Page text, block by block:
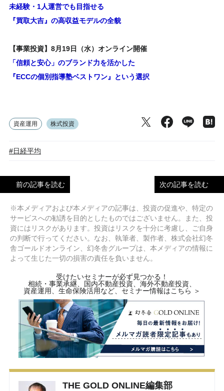
未経験・1人運営でも目指せる
『買取大吉』の高収益モデルの全貌
【事業投資】8月19日（水）オンライン開催
「信頼と安心」のブランド力を活かした
『ECCの個別指導塾ベストワン』という選択
資産運用 株式投資
#日経平均
前の記事を読む 次の記事を読む
※本メディアおよび本メディアの記事は、投資の促進や、特定の
サービスへの勧誘を目的としたものではございません。また、投
資にはリスクがあります。投資はリスクを十分に考慮し、ご自身
の判断で行ってください。なお、執筆者、製作者、株式会社幻冬
舎ゴールドオンライン、幻冬舎グループは、本メディアの情報に
よって生じた一切の損害の責任を負いません。
受けたいセミナーが必ず見つかる！
相続・事業承継、国内不動産投資、海外不動産投資、
資産運用、生命保険活用など、セミナー情報はこちら ＞
THE GOLD ONLINE編集部